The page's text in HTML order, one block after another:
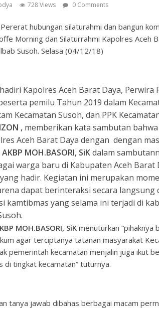
728 Views 0 Comments
hubungan silaturahmi dan bangun
Morning dan Silaturrahmi Kapolres Aceh
Susoh. Selasa (04/12/18)
Kapolres Aceh Barat Daya, Perwira
pemilu Tahun 2019 dalam
Kecamatan Susoh, dan PPK
, memberikan kata sambutan
Aceh Barat Daya dengan dengan
AKBP MOH.BASORI, SiKdalam
warga baru di Kabupaten Aceh Barat
hadir. Kegiatan ini merupakan
dapat berinteraksi secara langsung
kamtibmas yang selama ini terjadi di
MOH.BASORI, SiK menuturkan “pihaknya
agar terciptanya tatanan masyarakat
pemerintah kecamatan menjalin juga ikut
di tingkat kecamatan” tuturnya.
tanya jawab dibahas berbagai macam